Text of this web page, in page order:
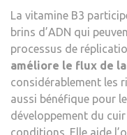
La vitamine B3
brins d’ADN qui
processus de
améliore le flux de
considérablement les
aussi bénéfique pour
développement du
conditions. Elle aide